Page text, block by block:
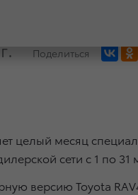
Поделиться
целый месяц
сети с 1 по 31
версию Toyota